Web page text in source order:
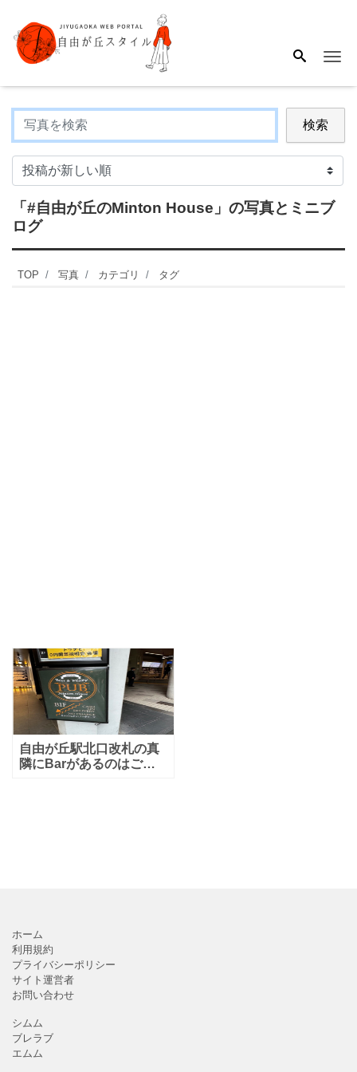
検索
「#自由が丘のMinton House」 の写真とミニブ
ログ
TOP 写真 カテゴリ タグ
自由が丘駅北口改札の真
隣にBarがあるのはご存
ホーム
利用規約
プライバシーポリシー
サイト運営者
お問い合わせ
シムム
ブレラブ
エムム